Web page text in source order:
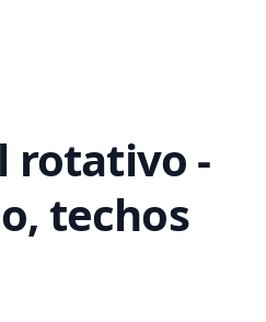
rotativo -
techos